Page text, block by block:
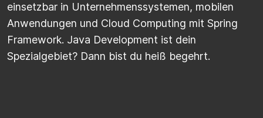
einsetzbar in Unternehmenssystemen, mobilen
Anwendungen und Cloud Computing mit Spring
Framework. Java Development ist dein
Spezialgebiet? Dann bist du heiß begehrt.